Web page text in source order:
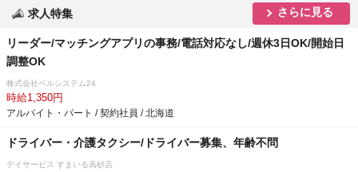
求人特集 さらに見る
リーダー/マッチングアプリの事務/電話対応なし/週休3日OK/開始日
調整OK
株式会社ベルシステム24
時給1,350円
アルバイト・パート / 契約社員 / 北海道
ドライバー・介護タクシー/ドライバー募集、年齢不問
デイサービス すまいる高砂店